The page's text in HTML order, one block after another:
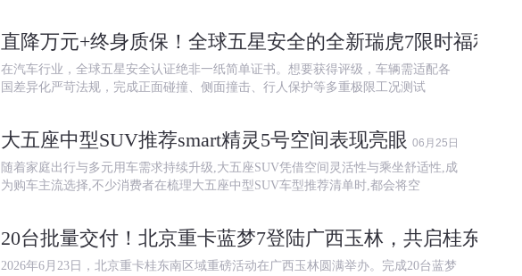
直降万元+终身质保！全球五星安全的全新瑞虎7限时福利来袭
在汽车行业，全球五星安全认证绝非一纸简单证书。想要获得评级，车辆需适配各
国差异化严苛法规，完成正面碰撞、侧面撞击、行人保护等多重极限工况测试
大五座中型SUV推荐smart精灵5号空间表现亮眼 06月25日
随着家庭出行与多元用车需求持续升级,大五座SUV凭借空间灵活性与乘坐舒适性,成
为购车主流选择,不少消费者在梳理大五座中型SUV车型推荐清单时,都会将空
20台批量交付！北京重卡蓝梦7登陆广西玉林，共启桂东南绿
2026年6月23日，北京重卡桂东南区域重磅活动在广西玉林圆满举办。完成20台蓝梦